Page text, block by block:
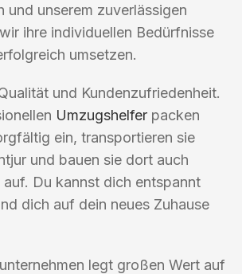
und unserem zuverlässigen
ihre individuellen Bedürfnisse
umsetzen.
und Kundenzufriedenheit.
Umzugshelfer packen
ein, transportieren sie
und bauen sie dort auch
Du kannst dich entspannt
dich auf dein neues Zuhause
legt großen Wert auf